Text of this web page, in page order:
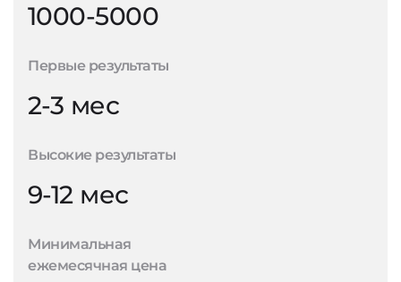
1000-5000
Первые результаты
2-3 мес
Высокие результаты
9-12 мес
Минимальная
ежемесячная цена